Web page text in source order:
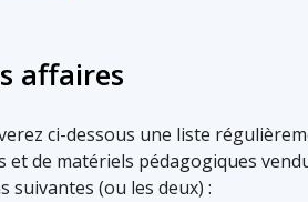
affaires
ci-dessous une liste
et de matériels pédagogiques
suivantes (ou les deux) :